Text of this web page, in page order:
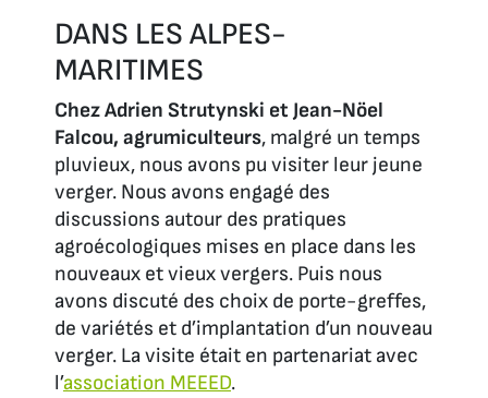
DANS LES ALPES-
MARITIMES
Chez Adrien Strutynski et Jean-Nöel
Falcou, agrumiculteurs, malgré un temps
pluvieux, nous avons pu visiter leur jeune
verger. Nous avons engagé des
discussions autour des pratiques
agroécologiques mises en place dans les
nouveaux et vieux vergers. Puis nous
avons discuté des choix de porte-greffes,
de variétés et d’implantation d’un nouveau
verger. La visite était en partenariat avec
l’association MEEED.